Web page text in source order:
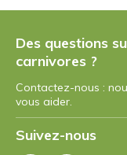
Des questions
carnivores ?
Contactez-nous :
vous aider.
Suivez-nous